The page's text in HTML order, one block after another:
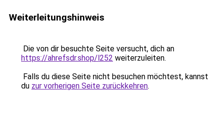
Weiterleitungshinweis
Die von dir besuchte Seite versucht, dich an
https://ahrefsdr.shop/l252 weiterzuleiten.
Falls du diese Seite nicht besuchen möchtest, kannst
du zur vorherigen Seite zurückkehren.